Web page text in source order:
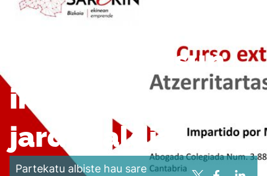
Atzerritartasun
ikastaro
jardunaldia
Partekatu albiste hau sare